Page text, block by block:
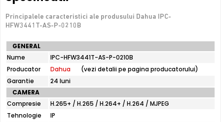
De luat in calcul
Distanta IR modesta (20 m) — potrivita pentru incaperi
si curti mici
e-Camere.ro recomanda acest produs pentru:
curtea si exteriorul casei; instalari profesionale cu
cablare UTP structurata.
Principalele caracteristici ale produsului Dahua IPC-
HFW3441T-AS-P-0210B
Specificatii
tehnice
Dahua
IPC-
HFW3441T-
AS-
P-
0210B
GENERAL
Nume
IPC-HFW3441T-AS-P-0210B
Producator
Dahua
(vezi detalii pe pagina producatorului)
Garantie
24 luni
CAMERA
Compresie
H.265+ / H.265 / H.264+ / H.264 / MJPEG
Tehnologie
IP